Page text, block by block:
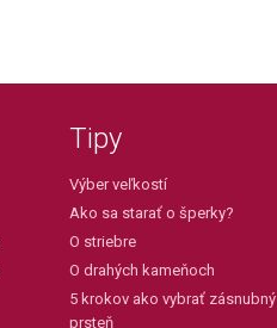
Tipy
Výber veľkostí
Ako sa starať o šperky?
O striebre
O drahých kameňoch
5 krokov ako vybrať zásnubný
prsteň